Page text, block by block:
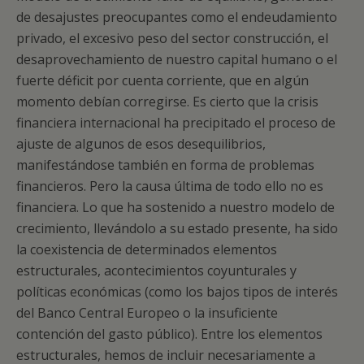
de desajustes preocupantes como el endeudamiento
privado, el excesivo peso del sector construcción, el
desaprovechamiento de nuestro capital humano o el
fuerte déficit por cuenta corriente, que en algún
momento debían corregirse. Es cierto que la crisis
financiera internacional ha precipitado el proceso de
ajuste de algunos de esos desequilibrios,
manifestándose también en forma de problemas
financieros. Pero la causa última de todo ello no es
financiera. Lo que ha sostenido a nuestro modelo de
crecimiento, llevándolo a su estado presente, ha sido
la coexistencia de determinados elementos
estructurales, acontecimientos coyunturales y
políticas económicas (como los bajos tipos de interés
del Banco Central Europeo o la insuficiente
contención del gasto público). Entre los elementos
estructurales, hemos de incluir necesariamente a